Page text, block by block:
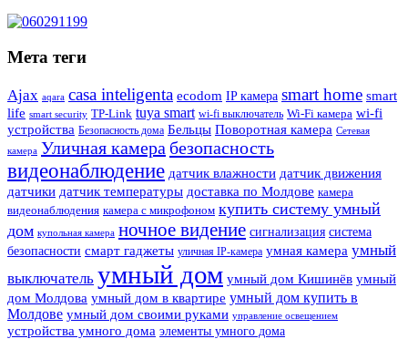
Мета теги
Ajax aqara casa inteligenta ecodom IP камера smart home smart
life smart security TP-Link tuya smart wi-fi выключатель Wi-Fi камера wi-fi
устройства Безопасность дома Бельцы Поворотная камера Сетевая
камера Уличная камера безопасность
видеонаблюдение датчик влажности датчик движения
датчики датчик температуры доставка по Молдове камера
видеонаблюдения камера с микрофоном купить систему умный
дом купольная камера ночное видение сигнализация система
безопасности смарт гаджеты уличная IP-камера умная камера умный
выключатель умный дом умный дом Кишинёв умный
дом Молдова умный дом в квартире умный дом купить в
Молдове умный дом своими руками управление освещением
устройства умного дома элементы умного дома